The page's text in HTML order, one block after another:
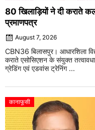
80 खिलाड़ियों ने दी कराते
प्रमाणपत्र
August 7, 2026
CBN36 बिलासपुर। आधारशिला
कराते एसोसिएशन के संयुक्त
ग्रेडिंग एवं एडवांस ट्रेनिंग ...
कानाफूसी